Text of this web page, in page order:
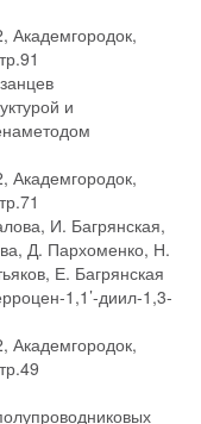
Академгородок,
и
Академгородок,
И. Багрянская,
Д. Пархоменко, Н.
Е. Багрянская
1,1’-диил-1,3-
Академгородок,